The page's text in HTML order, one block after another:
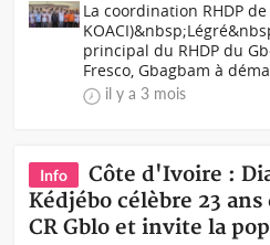
La coordination RHDP
principal du RHDP du
Fresco, Gbagbam à
il y a 3 mois
Info
Côte d'Ivoire :
Kédjébo célèbre 23
CR Gblo et invite la